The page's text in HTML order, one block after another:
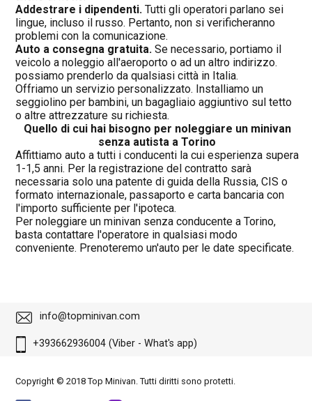
Addestrare i dipendenti. Tutti gli operatori parlano sei
lingue, incluso il russo. Pertanto, non si verificheranno
problemi con la comunicazione.
Auto a consegna gratuita. Se necessario, portiamo il
veicolo a noleggio all'aeroporto o ad un altro indirizzo.
possiamo prenderlo da qualsiasi città in Italia.
Offriamo un servizio personalizzato. Installiamo un
seggiolino per bambini, un bagagliaio aggiuntivo sul tetto
o altre attrezzature su richiesta.
Quello di cui hai bisogno per noleggiare un minivan
senza autista a Torino
Affittiamo auto a tutti i conducenti la cui esperienza supera
1-1,5 anni. Per la registrazione del contratto sarà
necessaria solo una patente di guida della Russia, CIS o
formato internazionale, passaporto e carta bancaria con
l'importo sufficiente per l'ipoteca.
Per noleggiare un minivan senza conducente a Torino,
basta contattare l'operatore in qualsiasi modo
conveniente. Prenoteremo un'auto per le date specificate.
info@topminivan.com
+393662936004 (Viber - What's app)
Copyright © 2018 Top Minivan. Tutti diritti sono protetti.